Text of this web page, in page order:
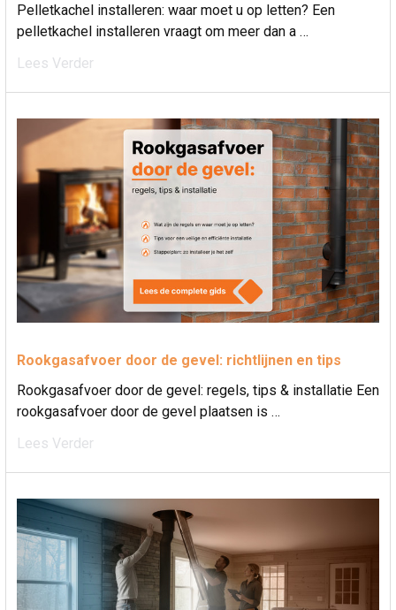
Pelletkachel installeren: waar moet u op letten? Een
pelletkachel installeren vraagt om meer dan a …
Lees Verder
Rookgasafvoer door de gevel: richtlijnen en tips
Rookgasafvoer door de gevel: regels, tips & installatie Een
rookgasafvoer door de gevel plaatsen is …
Lees Verder